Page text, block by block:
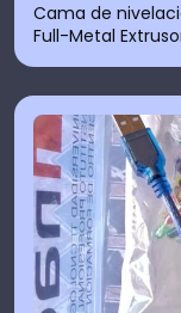
Cama de
Full-Metal